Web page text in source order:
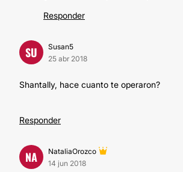
Responder
SU
Susan5
25 abr 2018
Shantally, hace cuanto te operaron?
Responder
NA
NataliaOrozco
14 jun 2018